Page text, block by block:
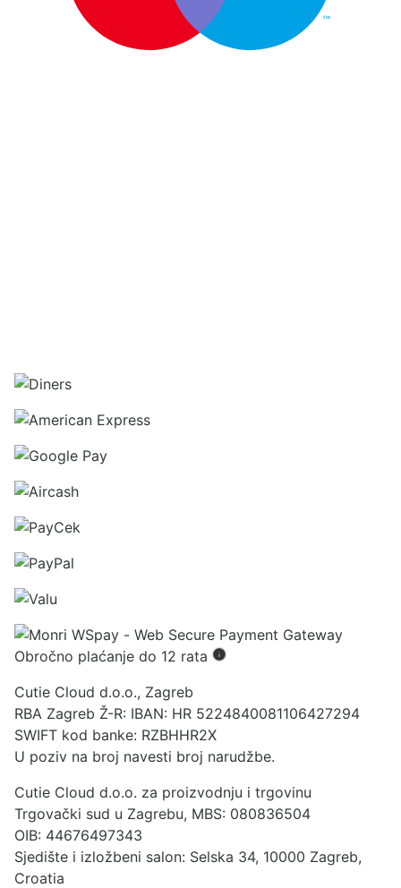
Obročno plaćanje do 12 rata
Cutie Cloud d.o.o., Zagreb
RBA Zagreb Ž-R: IBAN: HR 5224840081106427294
SWIFT kod banke: RZBHHR2X
U poziv na broj navesti broj narudžbe.
Cutie Cloud d.o.o. za proizvodnju i trgovinu
Trgovački sud u Zagrebu, MBS: 080836504
OIB: 44676497343
Sjedište i izložbeni salon: Selska 34, 10000 Zagreb,
Croatia